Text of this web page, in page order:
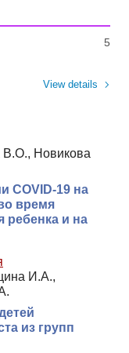
5
View details
В.О., Новикова
COVID-19 на
время
ребенка и на
И.А.,
из групп